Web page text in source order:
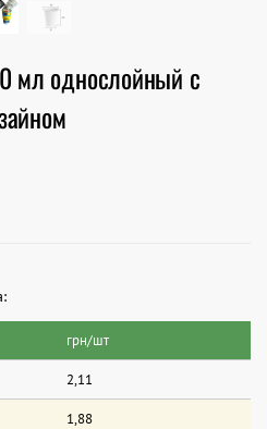
мл однослойный с
грн/шт
2,11
1,88